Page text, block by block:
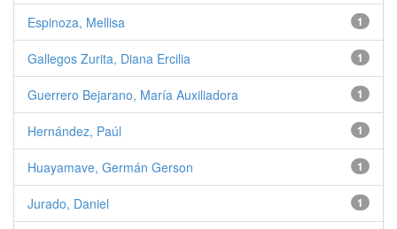
1
Espinoza, Mellisa
1
Gallegos Zurita, Diana Ercilia
1
Guerrero Bejarano, María Auxiliadora
1
Hernández, Paúl
1
Huayamave, Germán Gerson
1
Jurado, Daniel